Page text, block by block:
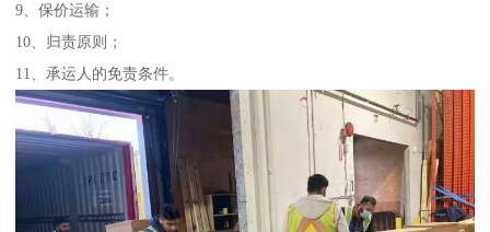
9、保价运输；
10、归责原则；
11、承运人的免责条件。